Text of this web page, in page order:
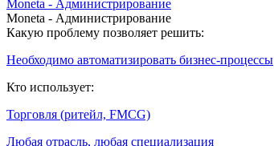
Moneta - Администрирование
Moneta - Администрирование
Какую проблему позволяет решить:
Необходимо автоматизировать бизнес-процессы
Кто использует:
Торговля (ритейл, FMCG)
Любая отрасль, любая специализация